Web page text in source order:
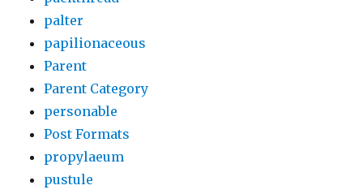
palter
papilionaceous
Parent
Parent Category
personable
Post Formats
propylaeum
pustule